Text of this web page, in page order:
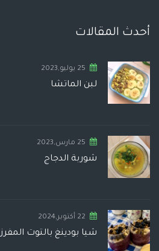
أحدث المقالات
25 يوليو,2023
لبن الماتشا
25 مارس,2023
شوربة الدجاج
22 أكتوبر,2024
شيا بودينغ بالتوت المفرز